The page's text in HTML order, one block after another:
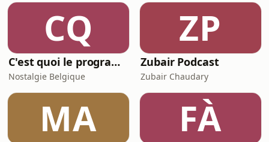
CQ
C'est quoi le programme au cinéma ?
Nostalgie Belgique
ZP
Zubair Podcast
Zubair Chaudary
MA FÀ